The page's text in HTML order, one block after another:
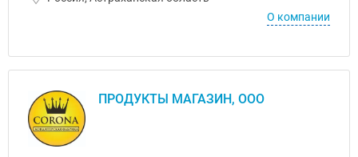
О компании
ПРОДУКТЫ МАГАЗИН, ООО